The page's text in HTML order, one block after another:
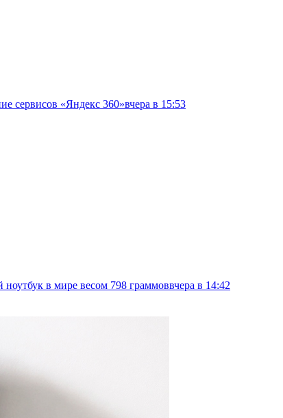
сервисов «Яндекс 360»вчера в 15:53
в мире весом 798 граммоввчера в 14:42